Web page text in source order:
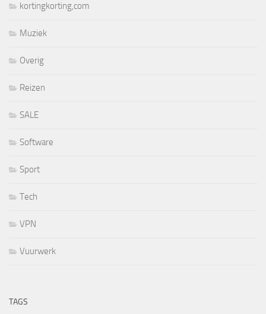
kortingkorting,com
Muziek
Overig
Reizen
SALE
Software
Sport
Tech
VPN
Vuurwerk
TAGS